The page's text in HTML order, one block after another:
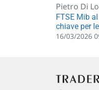
Pietro Di
FTSE Mib
chiave per
16/03/2026